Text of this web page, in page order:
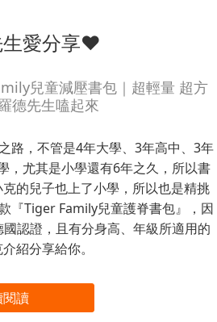
愛分享❤
兒童減壓書包｜超輕量 超方
德先生嗑起來
路，不管是4年大學、3年高中、3年
，尤其是小學還有6年之久，所以書
的兒子也上了小學，所以也是精挑
『Tiger Family兒童護脊書包』，因
認證，且有分身高、年級所適用的
紹分享給你。
讀